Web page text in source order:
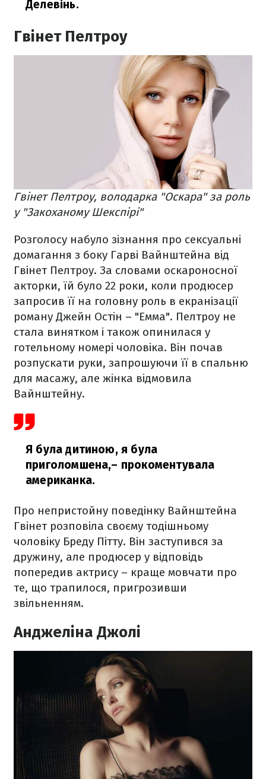
Делевінь.
Гвінет Пелтроу
Гвінет Пелтроу, володарка "Оскара" за роль
у "Закоханому Шекспірі"
Розголосу набуло зізнання про сексуальні
домагання з боку Гарві Вайнштейна від
Гвінет Пелтроу. За словами оскароносної
акторки, їй було 22 роки, коли продюсер
запросив її на головну роль в екранізації
роману Джейн Остін – "Емма". Пелтроу не
стала винятком і також опинилася у
готельному номері чоловіка. Він почав
розпускати руки, запрошуючи її в спальню
для масажу, але жінка відмовила
Вайнштейну.
Я була дитиною, я була
приголомшена,– прокоментувала
американка.
Про непристойну поведінку Вайнштейна
Гвінет розповіла своєму тодішньому
чоловіку Бреду Пітту. Він заступився за
дружину, але продюсер у відповідь
попередив актрису – краще мовчати про
те, що трапилося, пригрозивши
звільненням.
Анджеліна Джолі